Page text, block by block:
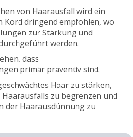
von Haarausfall wird ein
Kord dringend empfohlen, wo
zur Stärkung und
werden.
dass
primär präventiv sind.
Haar zu stärken,
zu begrenzen und
der Haarausdünnung zu